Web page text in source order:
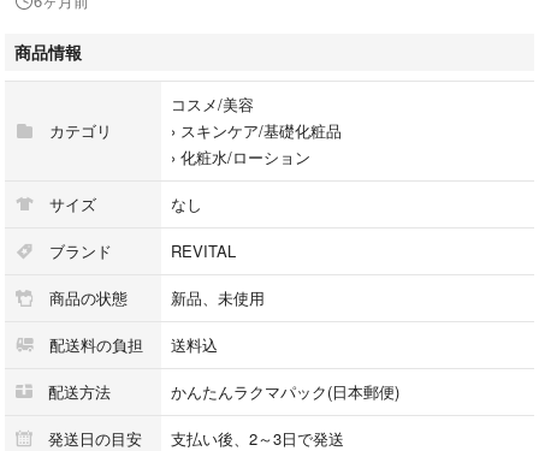
くすみやキメの乱れをリセット。使うたび、いきいきとした生命感あふれ
る肌へと導きます。
#4909978123727
#スキンケア/基礎化粧品
商品情報
カテゴリ
コスメ/美容
› スキンケア/基礎化粧品
› 化粧水/ローション
サイズ なし
ブランド REVITAL
商品の状態 新品、未使用
配送料の負担 送料込
配送方法 かんたんラクマパック(日本郵便)
発送日の目安 支払い後、2～3日で発送